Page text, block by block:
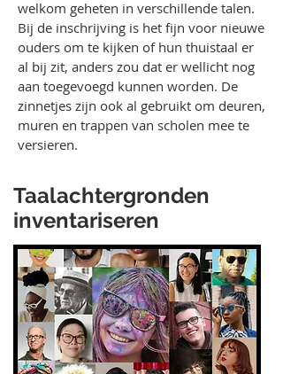
welkom geheten in verschillende talen.
Bij de inschrijving is het fijn voor nieuwe
ouders om te kijken of hun thuistaal er
al bij zit, anders zou dat er wellicht nog
aan toegevoegd kunnen worden. De
zinnetjes zijn ook al gebruikt om deuren,
muren en trappen van scholen mee te
versieren.
Taalachtergronden
inventariseren